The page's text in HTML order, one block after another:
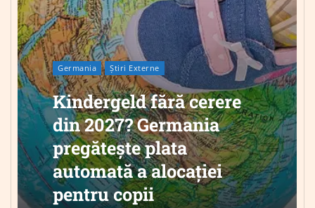
Germania Știri Externe
Kindergeld fără cerere
din 2027? Germania
pregătește plata
automată a alocației
pentru copii